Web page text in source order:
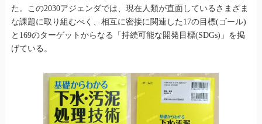
た。この2030アジェンダでは、現在人類が直面しているさまざま
な課題に取り組むべく、相互に密接に関連した17の目標(ゴール)
と169のターゲットからなる「持続可能な開発目標(SDGs)」を掲
げている。